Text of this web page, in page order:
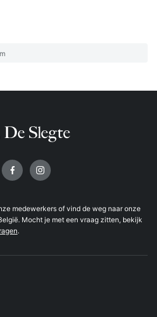
medewerkers of vind de weg naar onze
Mocht je met een vraag zitten, bekijk
.